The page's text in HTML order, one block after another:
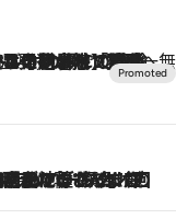
ト】唯一無二。癒しと発見が待つ場所へ
包まれて涼感マックス！約13℃の湧水かけ流しを避暑地「星野温泉 トンボの湯」で体験
手に再ブーム
けの高速歌唱まで…さだまさし（74）のアグレッシブすぎる現在地